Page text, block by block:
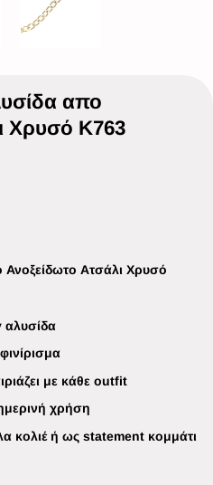
απο
Χρυσό K763
Ανοξείδωτο Ατσάλι Χρυσό
αλυσίδα
με κάθε outfit
χρήση
κολιέ ή ως statement κομμάτι